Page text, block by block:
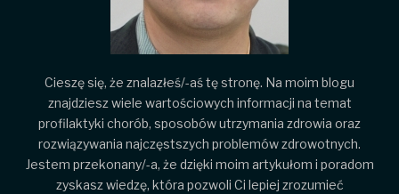
Cieszę się, że znalazłeś/-aś tę stronę. Na moim blogu
znajdziesz wiele wartościowych informacji na temat
profilaktyki chorób, sposobów utrzymania zdrowia oraz
rozwiązywania najczęstszych problemów zdrowotnych.
Jestem przekonany/-a, że dzięki moim artykułom i poradom
zyskasz wiedzę, która pozwoli Ci lepiej zrozumieć